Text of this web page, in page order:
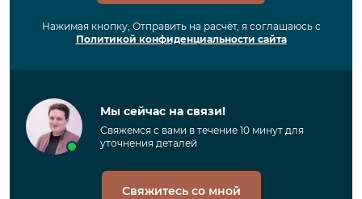
Нажимая кнопку, Отправить на расчёт, я соглашаюсь с
Политикой конфиденциальности сайта
Мы сейчас на связи!
Свяжемся с вами в течение 10 минут для
уточнения деталей
Свяжитесь со мной